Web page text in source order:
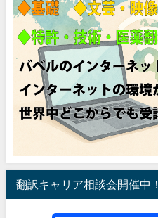
翻訳キャリア相談会開催中！